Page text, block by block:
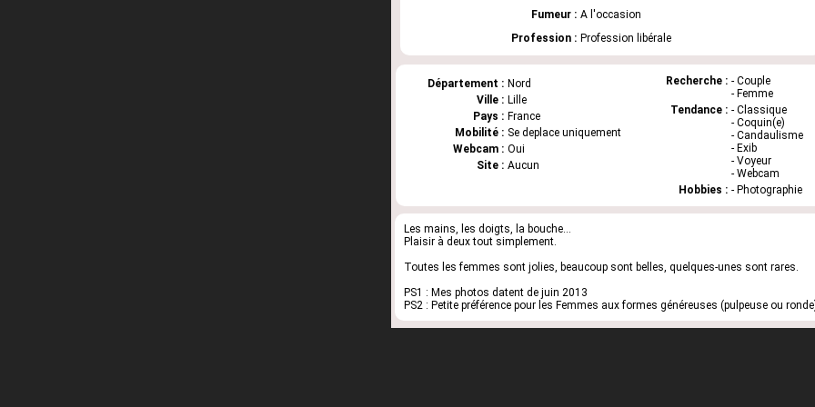
Fumeur : A l'occasion
Profession : Profession libérale
Département : Nord
Ville : Lille
Pays : France
Mobilité : Se deplace uniquement
Webcam : Oui
Site : Aucun
Recherche : - Couple
- Femme
Tendance : - Classique
- Coquin(e)
- Candaulisme
- Exib
- Voyeur
- Webcam
Hobbies : - Photographie
Les mains, les doigts, la bouche...
Plaisir à deux tout simplement.
Toutes les femmes sont jolies, beaucoup sont belles, quelques-unes sont rares.
PS1 : Mes photos datent de juin 2013
PS2 : Petite préférence pour les Femmes aux formes généreuses (pulpeuse ou